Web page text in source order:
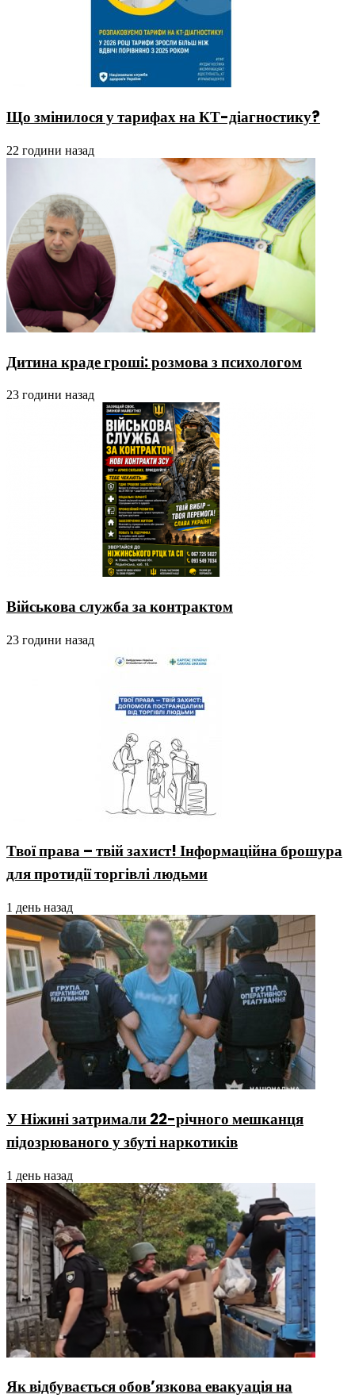
Що змінилося у тарифах на КТ-діагностику?
22 години назад
Дитина краде гроші: розмова з психологом
23 години назад
Військова служба за контрактом
23 години назад
Твої права – твій захист! Інформаційна брошура
для протидії торгівлі людьми
1 день назад
У Ніжині затримали 22-річного мешканця
підозрюваного у збуті наркотиків
1 день назад
Як відбувається обов’язкова евакуація на